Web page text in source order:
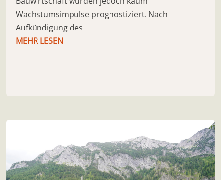
Wachstumsimpulse prognostiziert. Nach
Aufkündigung des...
MEHR LESEN